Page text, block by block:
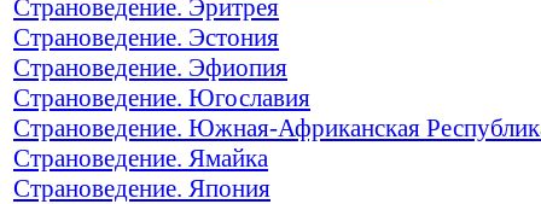
Страноведение. Эритрея
Страноведение. Эстония
Страноведение. Эфиопия
Страноведение. Югославия
Страноведение. Южная-Африканская
Страноведение. Ямайка
Страноведение. Япония